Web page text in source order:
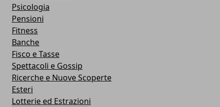
Psicologia
Pensioni
Fitness
Banche
Fisco e Tasse
Spettacoli e Gossip
Ricerche e Nuove Scoperte
Esteri
Lotterie ed Estrazioni